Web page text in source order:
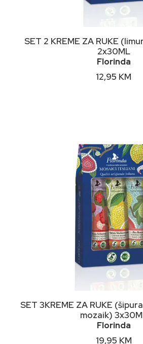
DODAJ U KORPU
SET 2 KREME ZA RUKE
2x30ML
Florinda
12,95 KM
DODAJ U KORPU
SET 3KREME ZA RUKE
mozaik)
Florinda
19,95 KM